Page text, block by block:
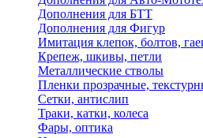
Дополнения для БТТ
Дополнения для Фигур
Имитация клепок, болтов,
Крепеж, шкивы, петли
Металлические стволы
Пленки прозрачные,
Сетки, антислип
Траки, катки, колеса
Фары, оптика